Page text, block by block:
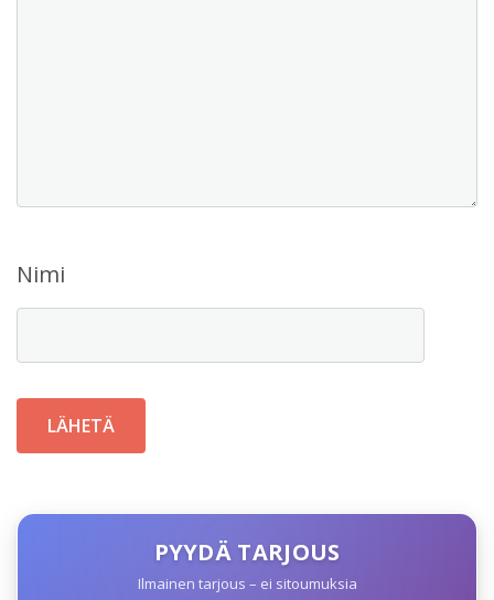
Nimi
PYYDÄ TARJOUS
Ilmainen tarjous – ei sitoumuksia